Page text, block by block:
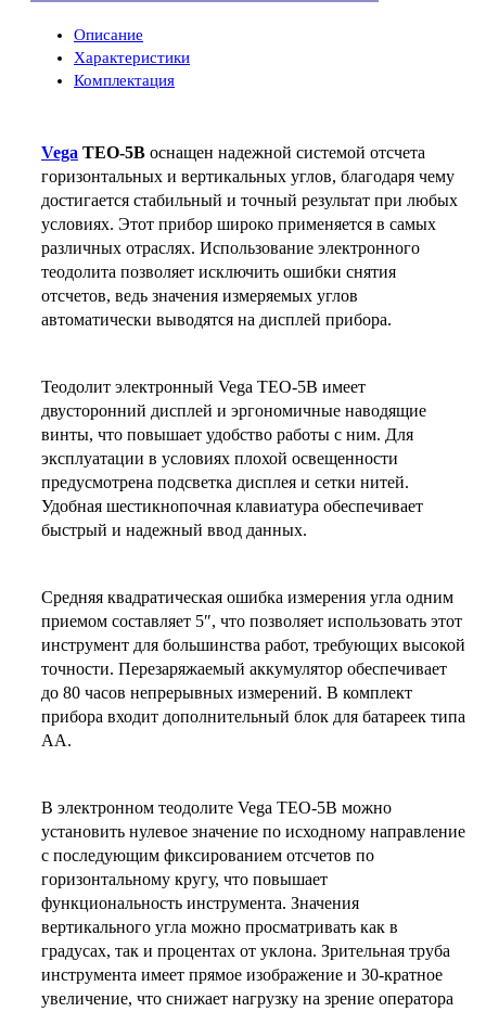
Описание
Характеристики
Комплектация
Vega TEO-5B оснащен надежной системой отсчета
горизонтальных и вертикальных углов, благодаря чему
достигается стабильный и точный результат при любых
условиях. Этот прибор широко применяется в самых
различных отраслях. Использование электронного
теодолита позволяет исключить ошибки снятия
отсчетов, ведь значения измеряемых углов
автоматически выводятся на дисплей прибора.
Теодолит электронный Vega TEO-5B имеет
двусторонний дисплей и эргономичные наводящие
винты, что повышает удобство работы с ним. Для
эксплуатации в условиях плохой освещенности
предусмотрена подсветка дисплея и сетки нитей.
Удобная шестикнопочная клавиатура обеспечивает
быстрый и надежный ввод данных.
Средняя квадратическая ошибка измерения угла одним
приемом составляет 5″, что позволяет использовать этот
инструмент для большинства работ, требующих высокой
точности. Перезаряжаемый аккумулятор обеспечивает
до 80 часов непрерывных измерений. В комплект
прибора входит дополнительный блок для батареек типа
АА.
В электронном теодолите Vega TEO-5B можно
установить нулевое значение по исходному направление
с последующим фиксированием отсчетов по
горизонтальному кругу, что повышает
функциональность инструмента. Значения
вертикального угла можно просматривать как в
градусах, так и процентах от уклона. Зрительная труба
инструмента имеет прямое изображение и 30-кратное
увеличение, что снижает нагрузку на зрение оператора